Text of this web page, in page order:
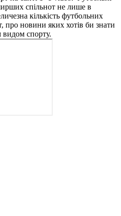
спільнот не лише в
кількість футбольних
про новини яких хотів би знати
видом спорту.